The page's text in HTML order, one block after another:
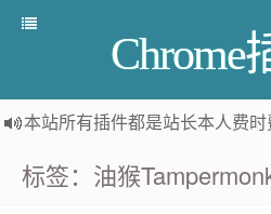
Chrome
本站所有插件都是站长本人费时费力的
标签：油猴